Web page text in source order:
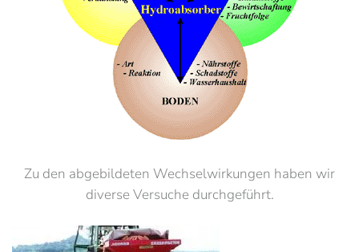
Zu den abgebildeten Wechselwirkungen haben wir
diverse Versuche durchgeführt.